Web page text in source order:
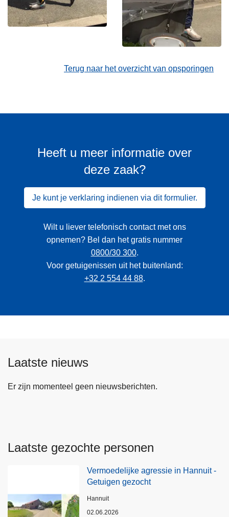
Terug naar het overzicht van opsporingen
Heeft u meer informatie over
deze zaak?
Je kunt je verklaring indienen via dit formulier.
Wilt u liever telefonisch contact met ons
opnemen? Bel dan het gratis nummer
0800/30 300.
Voor getuigenissen uit het buitenland:
+32 2 554 44 88.
Laatste nieuws
Er zijn momenteel geen nieuwsberichten.
Laatste gezochte personen
Vermoedelijke agressie in Hannuit -
Getuigen gezocht
Plaats
Hannuit
02.06.2026